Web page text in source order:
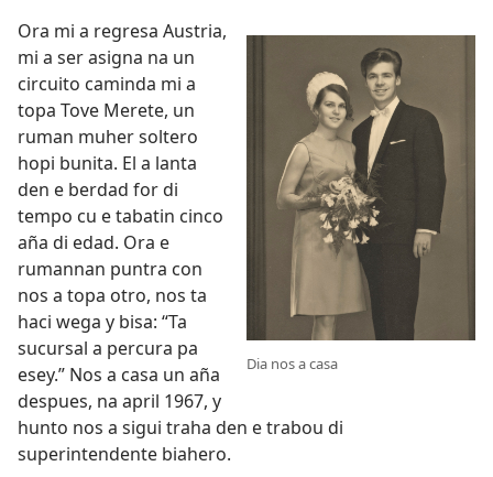
Dia nos a casa
Ora mi a regresa Austria,
mi a ser asigna na un
circuito caminda mi a
topa Tove Merete, un
ruman muher soltero
hopi bunita. El a lanta
den e berdad for di
tempo cu e tabatin cinco
aña di edad. Ora e
rumannan puntra con
nos a topa otro, nos ta
haci wega y bisa: “Ta
sucursal a percura pa
esey.” Nos a casa un aña
despues, na april 1967, y
hunto nos a sigui traha den e trabou di
superintendente biahero.